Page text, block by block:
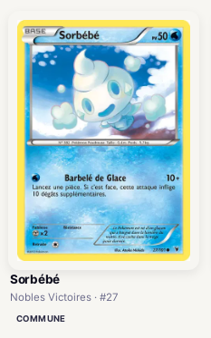
Sorbébé
Nobles Victoires · #27
COMMUNE